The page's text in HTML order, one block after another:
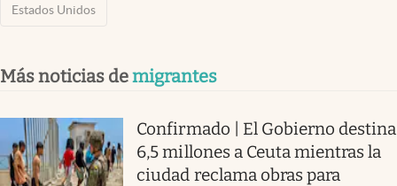
Estados Unidos
Más noticias demigrantes
Confirmado | El Gobierno destina
6,5 millones a Ceuta mientras la
ciudad reclama obras para